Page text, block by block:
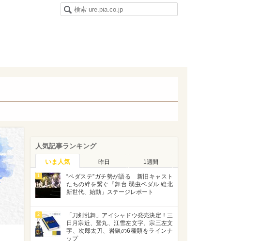
人気記事ランキング
いま人気 昨日 1週間
1
“ペダステ”ガチ勢が語る 新旧キャスト
たちの絆を繋ぐ『舞台 弱虫ペダル 総北
新世代、始動」ステージレポート
2
「刀剣乱舞」アイシャドウ発売決定！三
日月宗近、鶯丸、江雪左文字、宗三左文
字、次郎太刀、岩融の6種類をラインナ
ップ